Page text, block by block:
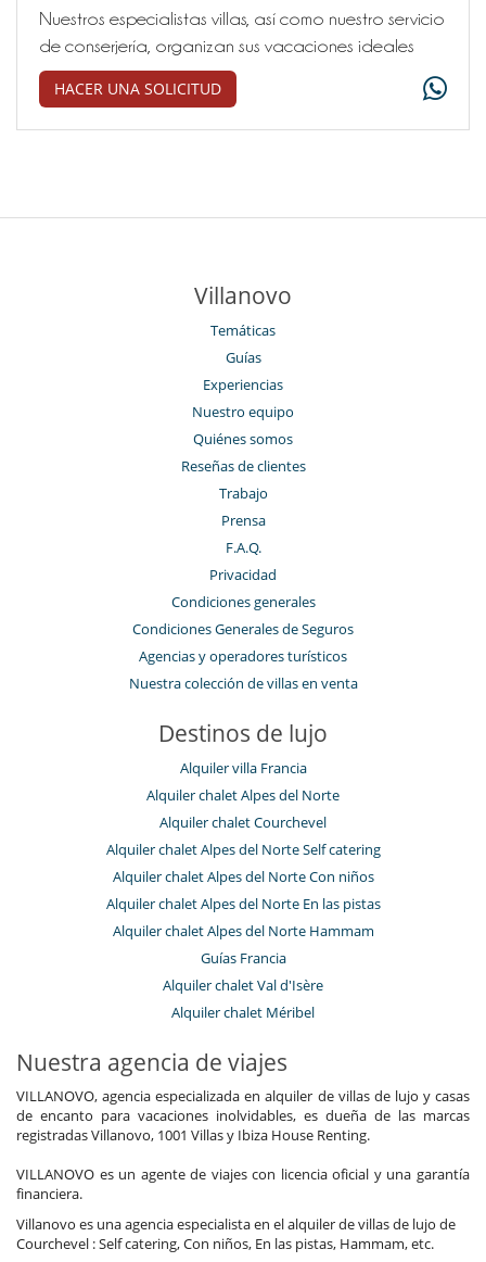
Nuestros especialistas villas, así como nuestro servicio
de conserjería, organizan sus vacaciones ideales
HACER UNA SOLICITUD
Villanovo
Temáticas
Guías
Experiencias
Nuestro equipo
Quiénes somos
Reseñas de clientes
Trabajo
Prensa
F.A.Q.
Privacidad
Condiciones generales
Condiciones Generales de Seguros
Agencias y operadores turísticos
Nuestra colección de villas en venta
Destinos de lujo
Alquiler villa Francia
Alquiler chalet Alpes del Norte
Alquiler chalet Courchevel
Alquiler chalet Alpes del Norte Self catering
Alquiler chalet Alpes del Norte Con niños
Alquiler chalet Alpes del Norte En las pistas
Alquiler chalet Alpes del Norte Hammam
Guías Francia
Alquiler chalet Val d'Isère
Alquiler chalet Méribel
Nuestra agencia de viajes
VILLANOVO, agencia especializada en alquiler de villas de lujo y casas
de encanto para vacaciones inolvidables, es dueña de las marcas
registradas Villanovo, 1001 Villas y Ibiza House Renting.
VILLANOVO es un agente de viajes con licencia oficial y una garantía
financiera.
Villanovo es una agencia especialista en el alquiler de villas de lujo de
Courchevel : Self catering, Con niños, En las pistas, Hammam, etc.